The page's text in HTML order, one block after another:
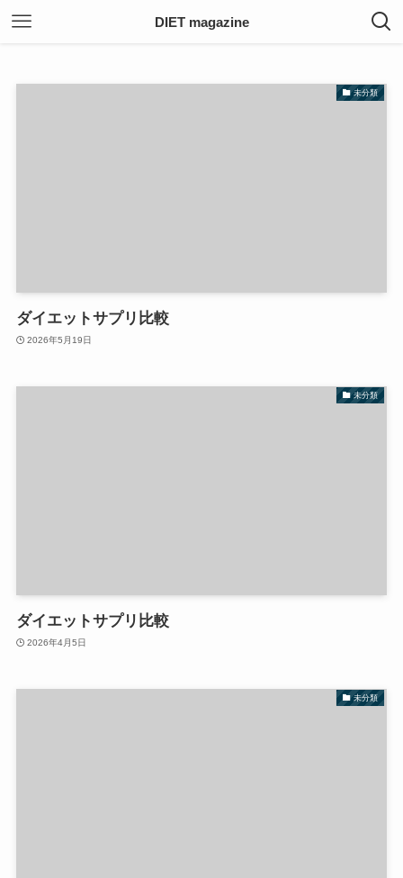
DIET magazine
未分類
ダイエットサプリ比較
2026年5月19日
未分類
ダイエットサプリ比較
2026年4月5日
未分類